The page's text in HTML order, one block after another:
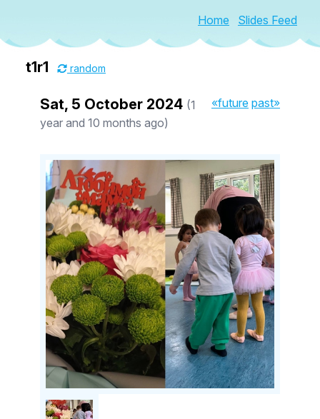
Home Slides Feed
t1r1 random
«future past»
Sat, 5 October 2024 (1
year and 10 months ago)